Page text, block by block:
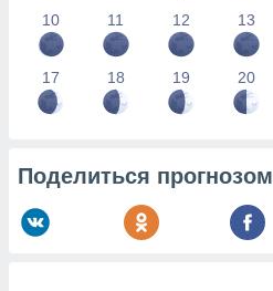
10
11 12 13
17 18 19 20
Поделиться прогнозом